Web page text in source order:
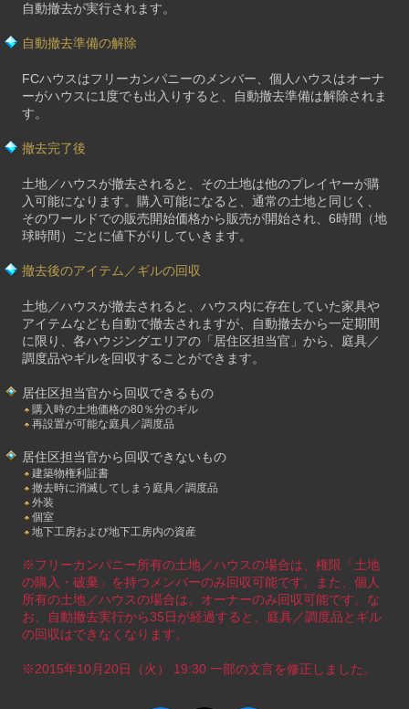
自動撤去が実行されます。
自動撤去準備の解除
FCハウスはフリーカンパニーのメンバー、個人ハウスはオーナ
ーがハウスに1度でも出入りすると、自動撤去準備は解除されま
す。
撤去完了後
土地／ハウスが撤去されると、その土地は他のプレイヤーが購
入可能になります。購入可能になると、通常の土地と同じく、
そのワールドでの販売開始価格から販売が開始され、6時間（地
球時間）ごとに値下がりしていきます。
撤去後のアイテム／ギルの回収
土地／ハウスが撤去されると、ハウス内に存在していた家具や
アイテムなども自動で撤去されますが、自動撤去から一定期間
に限り、各ハウジングエリアの「居住区担当官」から、庭具／
調度品やギルを回収することができます。
居住区担当官から回収できるもの
購入時の土地価格の80％分のギル
再設置が可能な庭具／調度品
居住区担当官から回収できないもの
建築物権利証書
撤去時に消滅してしまう庭具／調度品
外装
個室
地下工房および地下工房内の資産
※フリーカンパニー所有の土地／ハウスの場合は、権限「土地
の購入・破棄」を持つメンバーのみ回収可能です。また、個人
所有の土地／ハウスの場合は、オーナーのみ回収可能です。な
お、自動撤去実行から35日が経過すると、庭具／調度品とギル
の回収はできなくなります。
※2015年10月20日（火） 19:30 一部の文言を修正しました。